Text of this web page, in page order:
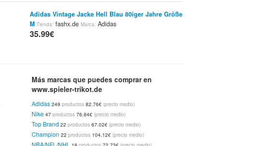
Adidas Vintage Jacke Hell Blau 80iger Jahre Größe
M Tienda: fashx.de Marca: Adidas
35.99€
M Tienda:fashx.deMarca:Adidas
35.99€
Adidas Vintage Jacke Hell Blau 80iger Jahre Größe
M
Tienda: fashx.de Adidas
Más marcas que puedes comprar en
www.spieler-trikot.de
Adidas 249productos 82.76€ (precio medio)
Nike 47productos 76.84€ (precio medio)
Top Brand 22productos 67.02€ (precio medio)
Champion 22productos 104.12€ (precio medio)
NBA/NFL/NHL